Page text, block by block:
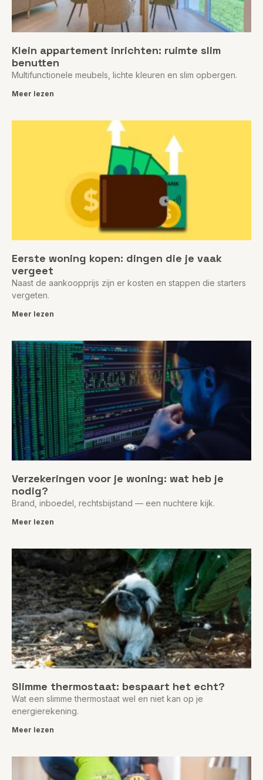
Klein appartement inrichten: ruimte slim
benutten
Multifunctionele meubels, lichte kleuren en slim opbergen.
Meer lezen
Eerste woning kopen: dingen die je vaak
vergeet
Naast de aankoopprijs zijn er kosten en stappen die starters
vergeten.
Meer lezen
Verzekeringen voor je woning: wat heb je
nodig?
Brand, inboedel, rechtsbijstand — een nuchtere kijk.
Meer lezen
Slimme thermostaat: bespaart het echt?
Wat een slimme thermostaat wel en niet kan op je
energierekening.
Meer lezen